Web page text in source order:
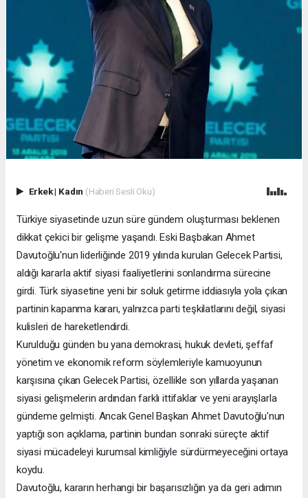
Erkek| Kadın (Haberi Sesli Oku)
Türkiye siyasetinde uzun süre gündem oluşturması beklenen
dikkat çekici bir gelişme yaşandı. Eski Başbakan Ahmet
Davutoğlu'nun liderliğinde 2019 yılında kurulan Gelecek Partisi,
aldığı kararla aktif siyasi faaliyetlerini sonlandırma sürecine
girdi. Türk siyasetine yeni bir soluk getirme iddiasıyla yola çıkan
partinin kapanma kararı, yalnızca parti teşkilatlarını değil, siyasi
kulisleri de hareketlendirdi.
Kurulduğu günden bu yana demokrasi, hukuk devleti, şeffaf
yönetim ve ekonomik reform söylemleriyle kamuoyunun
karşısına çıkan Gelecek Partisi, özellikle son yıllarda yaşanan
siyasi gelişmelerin ardından farklı ittifaklar ve yeni arayışlarla
gündeme gelmişti. Ancak Genel Başkan Ahmet Davutoğlu'nun
yaptığı son açıklama, partinin bundan sonraki süreçte aktif
siyasi mücadeleyi kurumsal kimliğiyle sürdürmeyeceğini ortaya
koydu.
Davutoğlu, kararın herhangi bir başarısızlığın ya da geri adımın